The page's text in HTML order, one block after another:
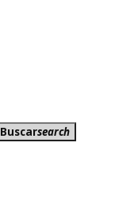
Buscarsearch